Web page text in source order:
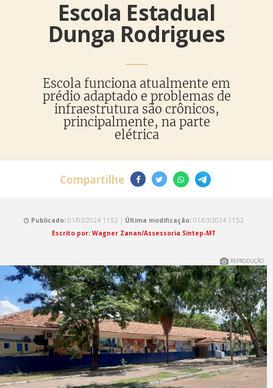
Escola Estadual
Dunga Rodrigues
Escola funciona atualmente em
prédio adaptado e problemas de
infraestrutura são crônicos,
principalmente, na parte
elétrica
Compartilhe
Publicado: 01/03/2024 11:52 | Última modificação: 01/03/2024 11:52
Escrito por: Wagner Zanan/Assessoria Sintep-MT
REPRODUÇÃO